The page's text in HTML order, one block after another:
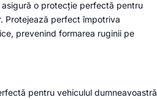
asigură o protecție perfectă pentru
Protejează perfect împotriva
prevenind formarea ruginii pe
pentru vehiculul dumneavoastră